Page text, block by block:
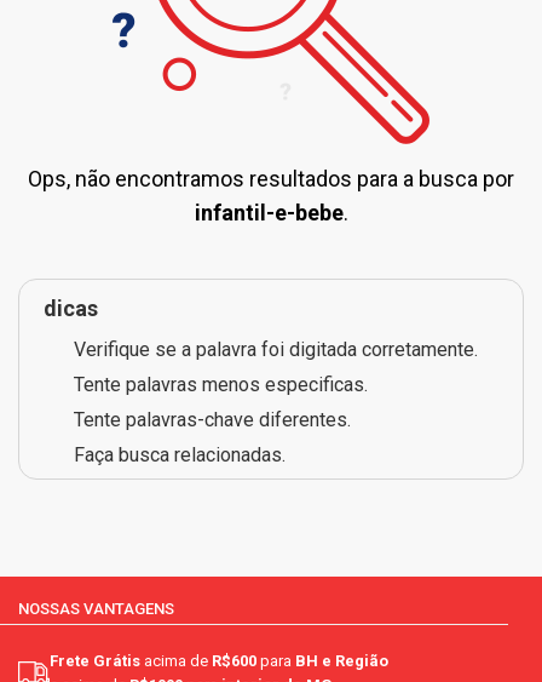
Ops, não encontramos resultados para a busca por
infantil-e-bebe.
dicas
Verifique se a palavra foi digitada corretamente.
Tente palavras menos especificas.
Tente palavras-chave diferentes.
Faça busca relacionadas.
NOSSAS VANTAGENS
Frete Grátis acima de R$600 para BH e Região